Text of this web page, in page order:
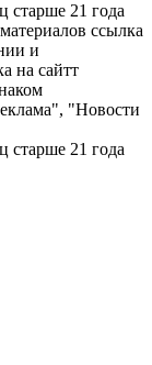
старше 21 года
ссылка
и
на сайтт
"Новости
старше 21 года